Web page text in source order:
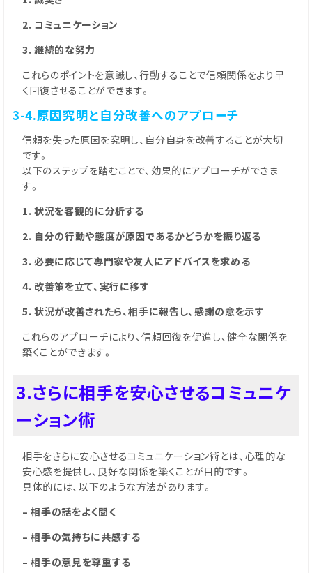
2. コミュニケーション
3. 継続的な努力
これらのポイントを意識し、行動することで信頼関係をより早
く回復させることができます。
3-4.原因究明と自分改善へのアプローチ
信頼を失った原因を究明し、自分自身を改善することが大切
です。
以下のステップを踏むことで、効果的にアプローチができま
す。
1. 状況を客観的に分析する
2. 自分の行動や態度が原因であるかどうかを振り返る
3. 必要に応じて専門家や友人にアドバイスを求める
4. 改善策を立て、実行に移す
5. 状況が改善されたら、相手に報告し、感謝の意を示す
これらのアプローチにより、信頼回復を促進し、健全な関係を
築くことができます。
3.さらに相手を安心させるコミュニケ
ーション術
相手をさらに安心させるコミュニケーション術とは、心理的な
安心感を提供し、良好な関係を築くことが目的です。
具体的には、以下のような方法があります。
– 相手の話をよく聞く
– 相手の気持ちに共感する
– 相手の意見を尊重する